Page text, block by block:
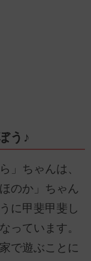
う♪
」ちゃんは、
のか」ちゃん
に甲斐甲斐し
っています。
で遊ぶことに